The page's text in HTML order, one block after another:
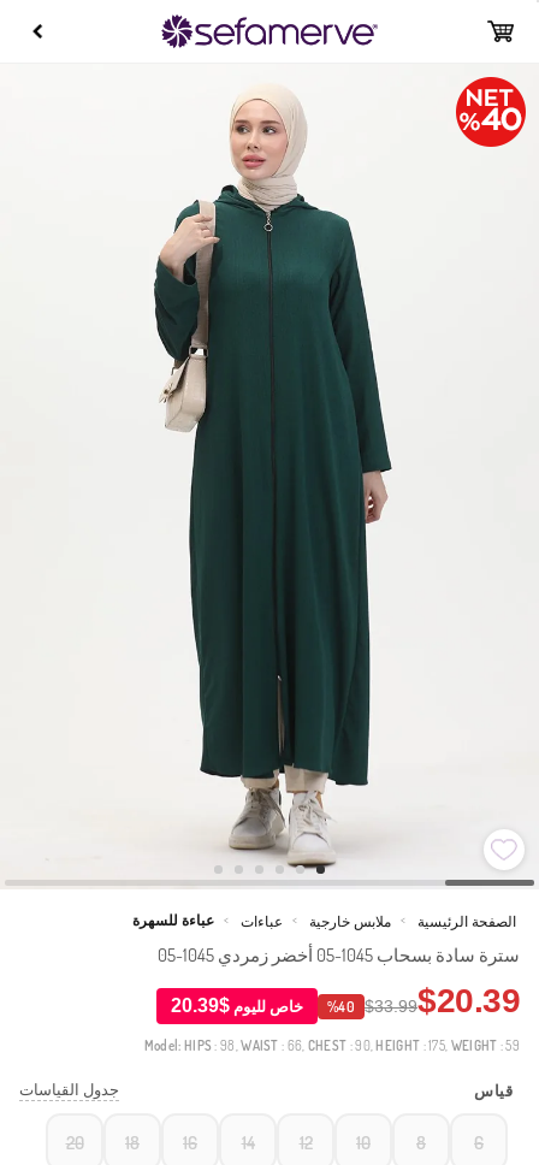
الصفحة الرئيسية > ملابس خارجية > عباءات > عباءة للسهرة
سترة سادة بسحاب 1045-05 أخضر زمردي 1045-05
$20.39
$33.99
%40 خاص لليوم $20.39
Model: HIPS: 98,WAIST : 66, CHEST : 90, HEIGHT : 175, WEIGHT : 59
قياس جدول القياسات
6
8
10
12
14
16
18
20